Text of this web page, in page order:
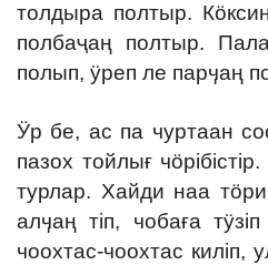
толдыра полтыр.
полбаҷаң полтыр.
полып, ӱреп ле парӌаң
Ӱр бе, ас па чуртаан
пазох тойлығ
турлар. Хайди наа
алӌаң тіп, чобаға
чоохтас-чоохтас киліп,